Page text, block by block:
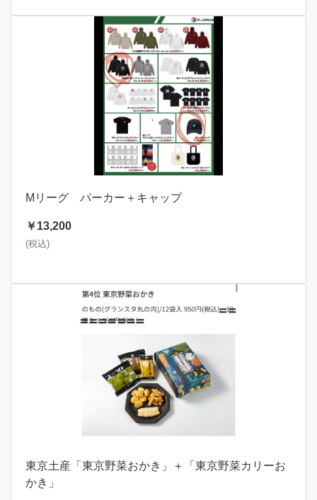
Mリーグ パーカー＋キャップ
￥13,200
(税込)
東京土産「東京野菜おかき」＋「東京野菜カリーお
かき」